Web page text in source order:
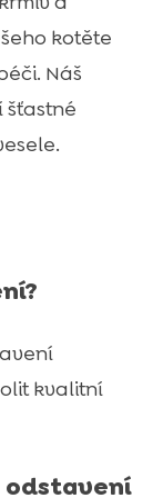
kotěte
Náš
šťastné
kvalitní
odstavení